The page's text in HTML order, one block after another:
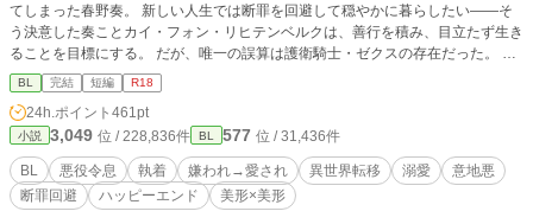
てしまった春野奏。 新しい人生では断罪を回避して穏やかに暮らしたい——そ
う決意した奏ことカイ・フォン・リヒテンベルクは、善行を積み、目立たず生き
ることを目標にする。 だが、唯一の誤算は護衛騎士・ゼクスの存在だった。 冷
静で用心深く、厳格な彼が護衛としてそばにいるということはやり直し人生前途
多難だ… 事実、ゼクスからは強い警戒を感じる。 嫌われているのだろう…それ
なのに格好良さに惹かれてしまいそうで… この人生を生き抜くためにも、そん
なんではダメだ。 そう思っていたのに─── 「ご自身を大事にしない分、私が守
ります」 「あなたは、すべて私のものです。 上書きが……必要ですね」 断罪回
避のはずが、護衛騎士に執着されて逃げ道ゼロ？ 護られてるはずなのに、なん
だか囚われている気がするのは気のせい？ ※※※続きの構想はすでに練られて
BL 完結 短編 R18
24h.ポイント 461pt
小説 3,049 位 / 228,836件 BL 577 位 / 31,436件
BL 悪役令息 執着 嫌われ→愛され 異世界転移 溺愛
意地悪
断罪回避
ハッピーエンド 美形×美形